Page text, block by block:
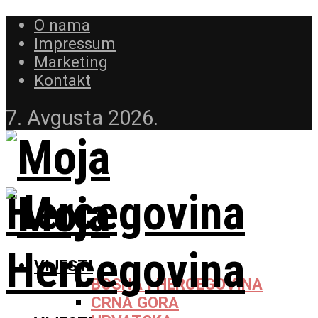
O nama
Impressum
Marketing
Kontakt
7. Avgusta 2026.
VIJESTI
BOSNA I HERCEGOVINA
CRNA GORA